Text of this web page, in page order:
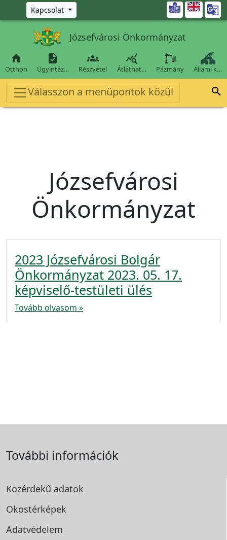
Ugrás a fő tartalomra
Kapcsolat 
Józsefvárosi Önkormányzat

Otthon

Ügyintéz…

Részvétel

Átláthat… Pázmány Állami k…
Válasszon a menüpontok közül 
Józsefvárosi
Önkormányzat
2023 Józsefvárosi Bolgár
Önkormányzat 2023. 05. 17.
képviselő-testületi ülés
Tovább olvasom »
További információk
Közérdekű adatok
Okostérképek
Adatvédelem